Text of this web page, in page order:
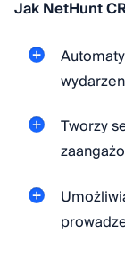
Jak NetHunt
Tworzy